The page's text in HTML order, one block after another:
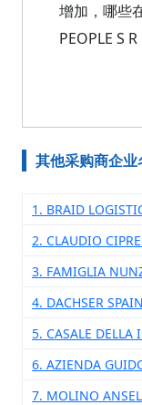
增加，哪些
PEOPLE S
其他采购商企业
1. BRAID
2. CLAUDIO
3. FAMIGLIA
4. DACHSER
5. CASALE DELLA
6. AZIENDA
7. MOLINO